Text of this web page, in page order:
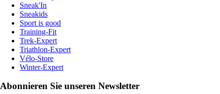
Sneak'In
Sneakids
Sport is good
Training-Fit
Trek-Expert
Triathlon-Expert
Vélo-Store
Winter-Expert
Abonnieren Sie unseren Newsletter